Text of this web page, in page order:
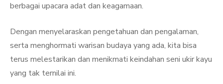
berbagai upacara adat dan keagamaan.
Dengan menyelaraskan pengetahuan dan pengalaman,
serta menghormati warisan budaya yang ada, kita bisa
terus melestarikan dan menikmati keindahan seni ukir kayu
yang tak ternilai ini.